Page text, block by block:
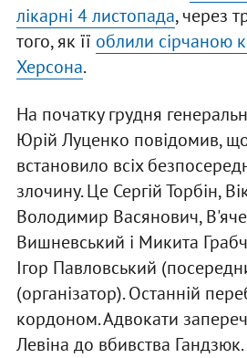
лікарні 4 листопада, через
того, як її облили сірчаною
Херсона.
На початку грудня
Юрій Луценко повідомив, що
встановило всіх
злочину. Це Сергій Торбін,
Володимир Васянович,
Вишневський і Микита
Ігор Павловський
(організатор). Останній
кордоном. Адвокати
Левіна до вбивства Гандзюк.